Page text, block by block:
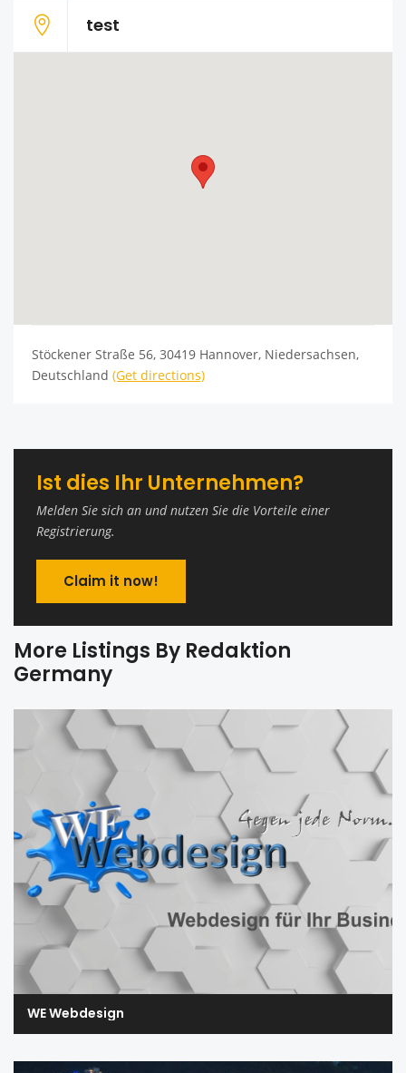
test
Stöckener Straße 56, 30419 Hannover, Niedersachsen,
Deutschland (Get directions)
Ist dies Ihr Unternehmen?
Melden Sie sich an und nutzen Sie die Vorteile einer
Registrierung.
Claim it now!
More Listings By Redaktion
Germany
WE Webdesign